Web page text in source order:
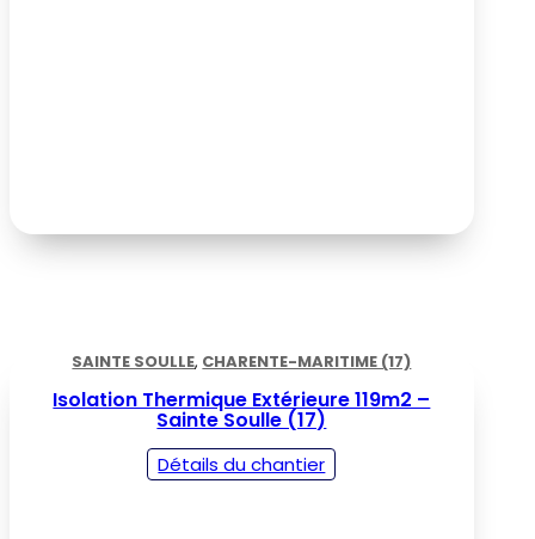
SAINTE SOULLE, CHARENTE-MARITIME (17)
Isolation Thermique Extérieure 119m2 –
Sainte Soulle (17)
Détails du chantier